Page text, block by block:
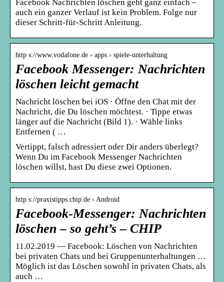
Facebook Nachrichten löschen geht ganz einfach –
auch ein ganzer Verlauf ist kein Problem. Folge nur
dieser Schritt-für-Schritt Anleitung.
http s://www.vodafone.de › apps › spiele-unterhaltung
Facebook Messenger: Nachrichten
löschen leicht gemacht
Nachricht löschen bei iOS · Öffne den Chat mit der
Nachricht, die Du löschen möchtest. · Tippe etwas
länger auf die Nachricht (Bild 1). · Wähle links
Entfernen ( …
Vertippt, falsch adressiert oder Dir anders überlegt?
Wenn Du im Facebook Messenger Nachrichten
löschen willst, hast Du diese zwei Optionen.
http s://praxistipps.chip.de › Android
Facebook-Messenger: Nachrichten
löschen – so geht’s – CHIP
11.02.2019 — Facebook: Löschen von Nachrichten
bei privaten Chats und bei Gruppenunterhaltungen …
Möglich ist das Löschen sowohl in privaten Chats, als
auch …